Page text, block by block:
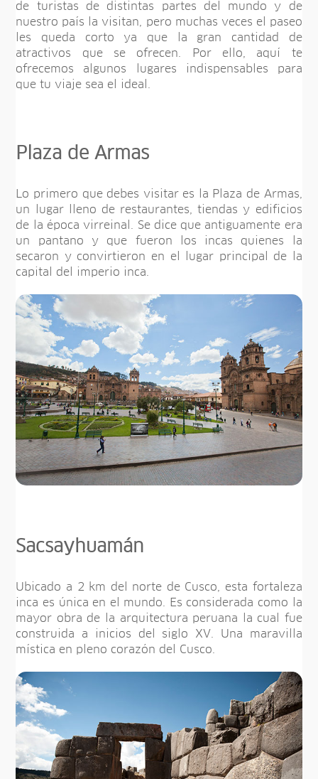
de turistas de distintas partes del mundo y de
nuestro país la visitan, pero muchas veces el paseo
les queda corto ya que la gran cantidad de
atractivos que se ofrecen. Por ello, aquí te
ofrecemos algunos lugares indispensables para
que tu viaje sea el ideal.
Plaza de Armas
Lo primero que debes visitar es la Plaza de Armas,
un lugar lleno de restaurantes, tiendas y edificios
de la época virreinal. Se dice que antiguamente era
un pantano y que fueron los incas quienes la
secaron y convirtieron en el lugar principal de la
capital del imperio inca.
Sacsayhuamán
Ubicado a 2 km del norte de Cusco, esta fortaleza
inca es única en el mundo. Es considerada como la
mayor obra de la arquitectura peruana la cual fue
construida a inicios del siglo XV. Una maravilla
mística en pleno corazón del Cusco.